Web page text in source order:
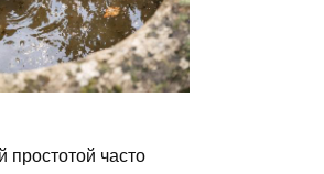
простотой часто